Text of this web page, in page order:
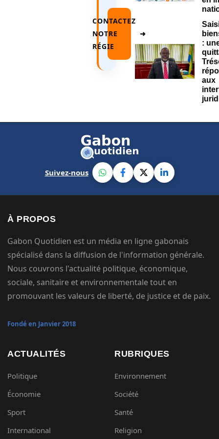
CONTACTEZ
NOTRE
RÉGIE
➜
:
aux
Suivez-nous
À PROPOS
Gabon Quotidien est un média en ligne gabonais
spécialisé dans la diffusion de l'information générale.
Nous couvrons l'actualité politique, économique,
sociale, sanitaire et environnementale tout en
promouvant les valeurs de liberté, de justice et de paix.
Fondé en Janvier 2018
ACTUALITÉS
Politique
Économie
Sport
International
RUBRIQUES
Environnement
Société
Santé
Religion